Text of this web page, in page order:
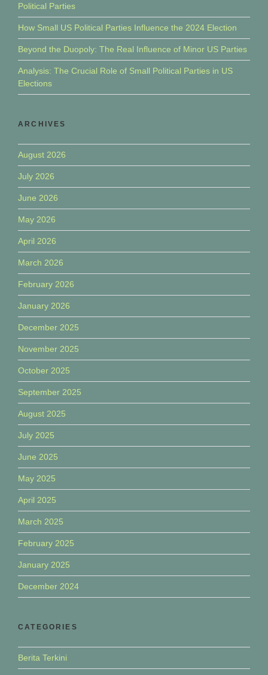
Political Parties
How Small US Political Parties Influence the 2024 Election
Beyond the Duopoly: The Real Influence of Minor US Parties
Analysis: The Crucial Role of Small Political Parties in US
Elections
ARCHIVES
August 2026
July 2026
June 2026
May 2026
April 2026
March 2026
February 2026
January 2026
December 2025
November 2025
October 2025
September 2025
August 2025
July 2025
June 2025
May 2025
April 2025
March 2025
February 2025
January 2025
December 2024
CATEGORIES
Berita Terkini